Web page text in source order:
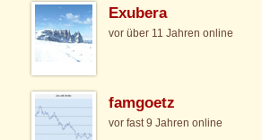
Exubera
vor über 11 Jahren online
famgoetz
vor fast 9 Jahren online